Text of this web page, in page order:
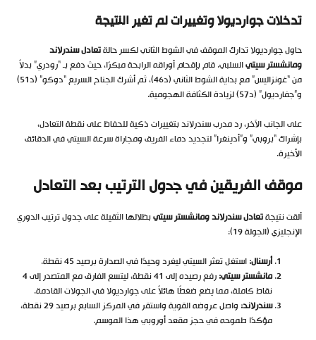
تدخلات جوارديولا وتغييرات لم تغير النتيجة
حاول جوارديولا تدارك الموقف في الشوط الثاني لكسر حالةتعادل سندرلاند
ومانشستر سيتيالسلبي. قام بإقحام أوراقه الرابحة مبكرًا، حيث دفع بـ “رودري” بدلاً
من “غونزاليس” مع بداية الشوط الثاني (د46)، ثم أشرك الجناح السريع “دوكو” (د51)
و”جفارديول” (د57) لزيادة الكثافة الهجومية.
على الجانب الآخر، رد مدرب سندرلاند بتغييرات ذكية للحفاظ على نقطة التعادل،
بإشراك “بروبي” و”أدينغرا” لتجديد دماء الفريق ومجاراة سرعة السيتي في الدقائق
الأخيرة.
موقف الفريقين في جدول الترتيب بعد التعادل
ألقت نتيجةتعادل سندرلاند ومانشستر سيتيبظلالها الثقيلة على جدول ترتيب الدوري
الإنجليزي (الجولة 19):
أرسنال:استغل تعثر السيتي ليغرد وحيدًا في الصدارة برصيد 45 نقطة.
مانشستر سيتي:
رفع رصيده إلى 41 نقطة، ليتسع الفارق مع المتصدر إلى 4
نقاط كاملة، مما يضع ضغطًا هائلاً على جوارديولا في الجولات القادمة.
سندرلاند:
واصل عروضه القوية واستقر في المركز السابع برصيد 29 نقطة،
مؤكدًا طموحه في حجز مقعد أوروبي هذا الموسم.